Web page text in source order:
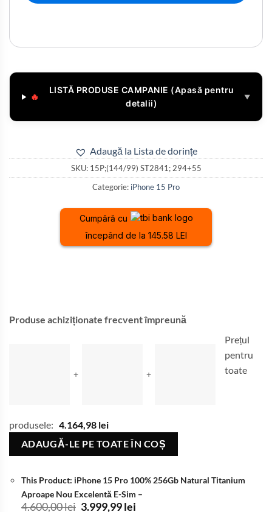
🔥
LISTĂ PRODUSE CAMPANIE (Apasă pentru
detalii)
▼
Adaugă la Lista de dorințe
SKU: 15P;(144/99) ST2841; 294+55
Categorie: iPhone 15 Pro
Cumpără cu
începând de la 145.58 LEI
Produse achiziționate frecvent împreună
+ +
Prețul
pentru
toate
produsele: 4.164,98 lei
ADAUGĂ-LE PE TOATE ÎN COȘ
This Product: iPhone 15 Pro 100% 256Gb Natural Titanium
Aproape Nou Excelentă E-Sim –
4.600,00lei Prețul
3.999,99lei